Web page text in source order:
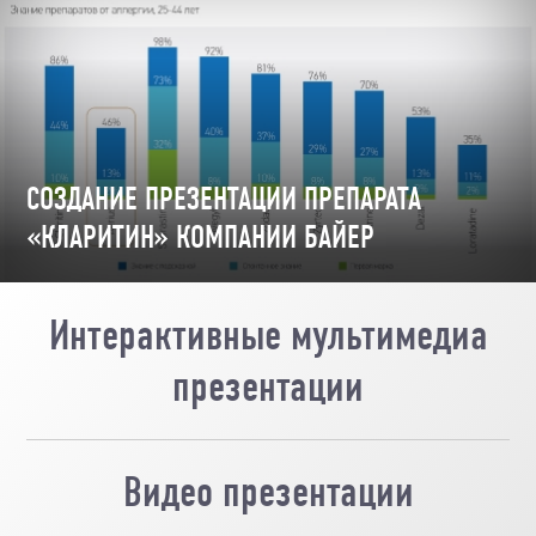
СОЗДАНИЕ ПРЕЗЕНТАЦИИ ПРЕПАРАТА
«КЛАРИТИН» КОМПАНИИ БАЙЕР
Интерактивные мультимедиа
презентации
позволяет пользователю самому выбирать
Видео презентации